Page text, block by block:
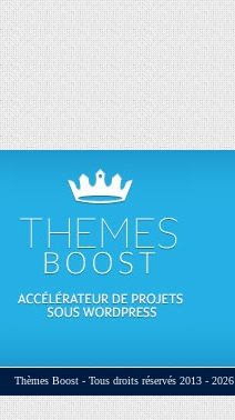
Thèmes Boost - Tous droits réservés 2013 - 2026